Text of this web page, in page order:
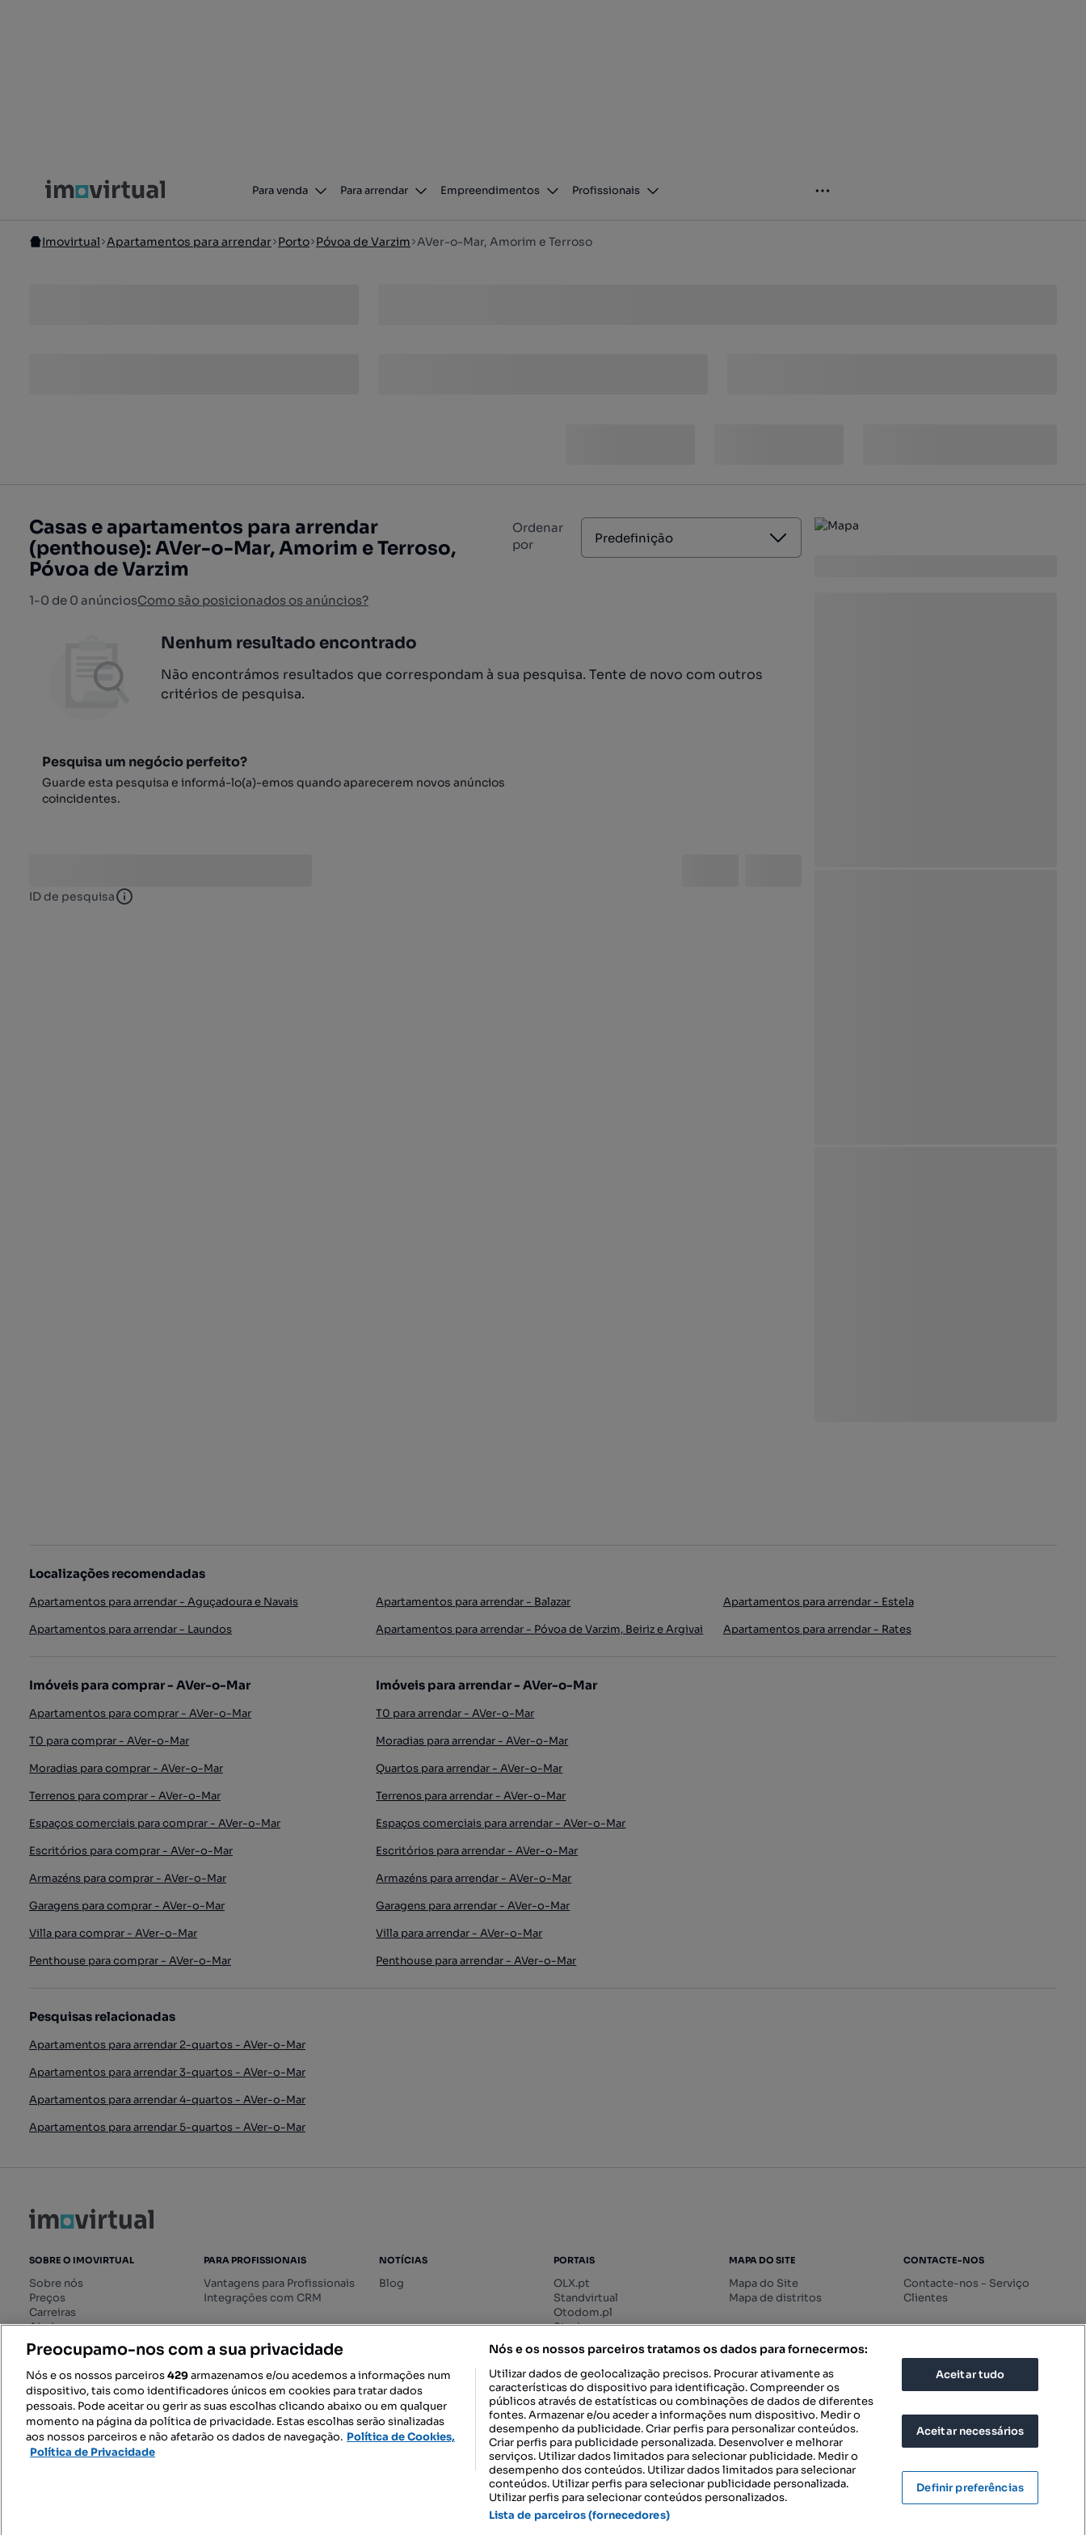
Para venda Para arrendar Empreendimentos Profissionais
Imovirtual Apartamentos para arrendar Porto Póvoa de Varzim AVer-o-Mar, Amorim e Terroso
Casas e apartamentos para arrendar
(penthouse): AVer-o-Mar, Amorim e Terroso,
Póvoa de Varzim
1-0 de 0 anúnciosComo são posicionados os anúncios?
Ordenar
por
Predefinição
Nenhum resultado encontrado
Não encontrámos resultados que correspondam à sua pesquisa. Tente de novo com outros
critérios de pesquisa.
Pesquisa um negócio perfeito?
Guarde esta pesquisa e informá-lo(a)-emos quando aparecerem novos anúncios
coincidentes.
ID de pesquisa ID de pesquisa
Localizações recomendadas
Apartamentos para arrendar - Aguçadoura e Navais Apartamentos para arrendar - Balazar
Apartamentos para arrendar - Estela
Apartamentos para arrendar - Laundos
Apartamentos para arrendar - Póvoa de Varzim, Beiriz e Argivai Apartamentos para arrendar - Rates
Imóveis para comprar - AVer-o-Mar
Apartamentos para comprar - AVer-o-Mar
T0 para comprar - AVer-o-Mar
Moradias para comprar - AVer-o-Mar
Terrenos para comprar - AVer-o-Mar
Espaços comerciais para comprar - AVer-o-Mar
Escritórios para comprar - AVer-o-Mar
Armazéns para comprar - AVer-o-Mar
Garagens para comprar - AVer-o-Mar
Villa para comprar - AVer-o-Mar
Penthouse para comprar - AVer-o-Mar
Imóveis para arrendar - AVer-o-Mar
T0 para arrendar - AVer-o-Mar
Moradias para arrendar - AVer-o-Mar
Quartos para arrendar - AVer-o-Mar
Terrenos para arrendar - AVer-o-Mar
Espaços comerciais para arrendar - AVer-o-Mar
Escritórios para arrendar - AVer-o-Mar
Armazéns para arrendar - AVer-o-Mar
Garagens para arrendar - AVer-o-Mar
Villa para arrendar - AVer-o-Mar
Penthouse para arrendar - AVer-o-Mar
Pesquisas relacionadas
Apartamentos para arrendar 2-quartos - AVer-o-Mar
Apartamentos para arrendar 3-quartos - AVer-o-Mar
Apartamentos para arrendar 4-quartos - AVer-o-Mar
Apartamentos para arrendar 5-quartos - AVer-o-Mar
SOBRE O IMOVIRTUAL
Sobre nós
Preços
Carreiras
Ajuda
Livro de Reclamações online
Regulamento dos Serviços
Digitais
PARA PROFISSIONAIS
Vantagens para Profissionais
Integrações com CRM
NOTÍCIAS
Blog
PORTAIS
OLX.pt
Standvirtual
Otodom.pl
Storia.ro
MAPA DO SITE
Mapa do Site
Mapa de distritos
CONTACTE-NOS
Contacte-nos - Serviço
Clientes
SIGA-NOS: DESCARREGAR NA:
TERMOS DE UTILIZAÇÃO POLÍTICA DE PRIVACIDADE CONFIGURAÇÕES DE PRIVACIDADE
Preocupamo-nos com a sua privacidade
Nós e os nossos parceiros429armazenamos e/ou acedemos a informações num
dispositivo, tais como identificadores únicos em cookies para tratar dados
pessoais. Pode aceitar ou gerir as suas escolhas clicando abaixo ou em qualquer
momento na página da política de privacidade. Estas escolhas serão sinalizadas
aos nossos parceiros e não afetarão os dados de navegação. Política de Cookies,
Política de Privacidade
Nós e os nossos parceiros tratamos os dados para fornecermos:
Utilizar dados de geolocalização precisos. Procurar ativamente as
características do dispositivo para identificação. Compreender os
públicos através de estatísticas ou combinações de dados de diferentes
fontes. Armazenar e/ou aceder a informações num dispositivo. Medir o
desempenho da publicidade. Criar perfis para personalizar conteúdos.
Criar perfis para publicidade personalizada. Desenvolver e melhorar
serviços. Utilizar dados limitados para selecionar publicidade. Medir o
desempenho dos conteúdos. Utilizar dados limitados para selecionar
conteúdos. Utilizar perfis para selecionar publicidade personalizada.
Utilizar perfis para selecionar conteúdos personalizados.
Lista de parceiros (fornecedores)
Aceitar tudo
Aceitar necessários
Definir preferências